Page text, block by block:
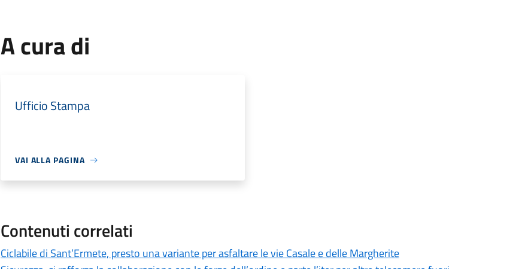
A cura di
Ufficio Stampa
VAI ALLA PAGINA
Contenuti correlati
Ciclabile di Sant’Ermete, presto una variante per asfaltare le vie Casale e delle Margherite